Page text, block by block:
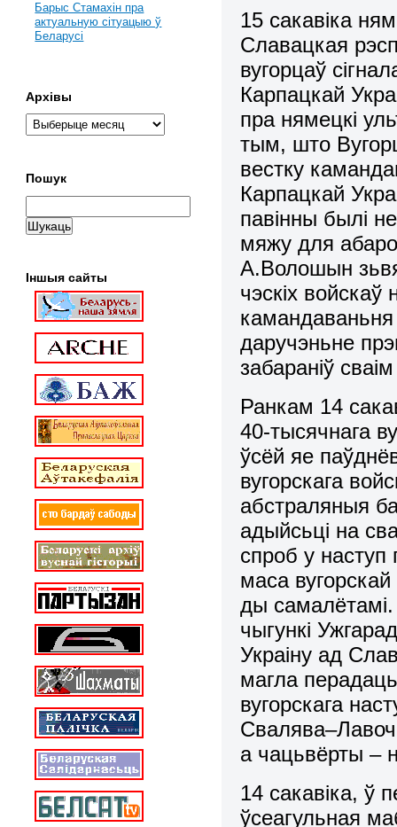
15 сакавіка
Славацкая
вугорцаў
Карпацкай
пра нямецкі
тым, што
вестку
Карпацкай
павінны былі
мяжу для
А.Волошын
чэскіх войскаў
даручэньне
забараніў
Ранкам 14
40-тысячнага
ўсёй яе
вугорскага
абстраляныя
адыйсьці на
спроб у
маса
ды самалётамі.
чыгункі
Украіну ад
магла
вугорскага
а чацьвёрты –
14 сакавіка, ў
ўсеагульная
Барыс Стамахін пра
актуальную сітуацыю ў
Беларусі
Архівы
Пошук
Іншыя сайты